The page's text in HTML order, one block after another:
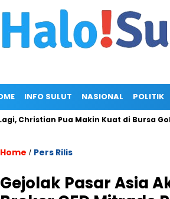
INFO SULUT NASIONAL POLITIK
Pua Makin Kuat di Bursa Golkar
Home / Pers Rilis
Gejolak Pasar Asia